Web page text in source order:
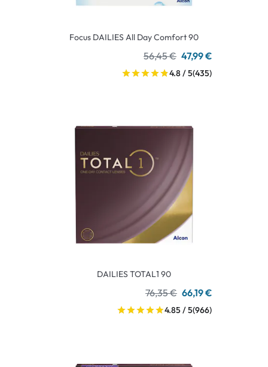
Focus DAILIES All Day Comfort 90
56,45 € 47,99 €
4.8 / 5(435)
DAILIES TOTAL1 90
76,35 € 66,19 €
4.85 / 5(966)